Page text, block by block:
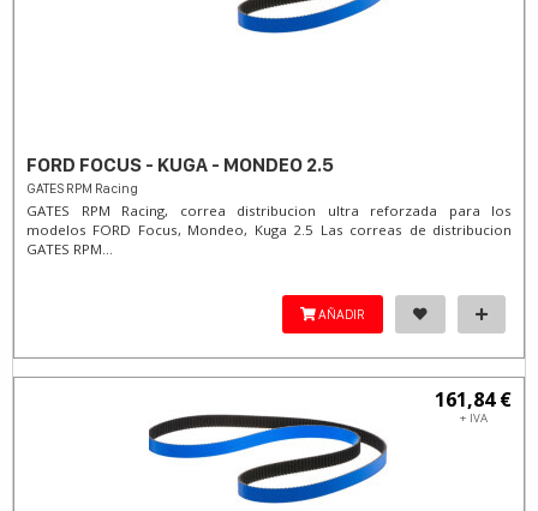
FORD FOCUS - KUGA - MONDEO 2.5
GATES RPM Racing
GATES RPM Racing, correa distribucion ultra reforzada para los
modelos FORD Focus, Mondeo, Kuga 2.5 Las correas de distribucion
GATES RPM...
AÑADIR
161,84 €
+ IVA